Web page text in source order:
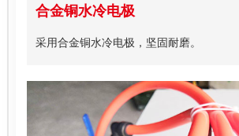
合金铜水冷电极
采用合金铜水冷电极，坚固耐磨。